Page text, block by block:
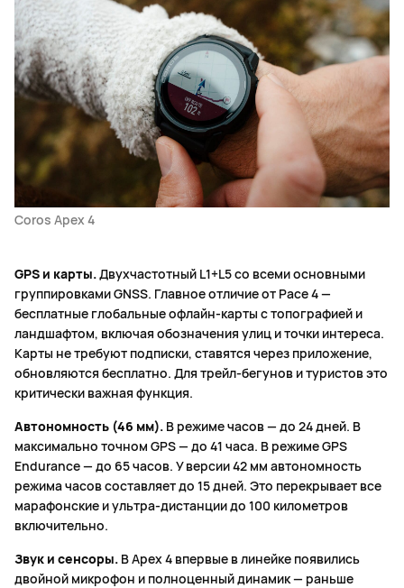
Coros Apex 4
GPS и карты.Двухчастотный L1+L5 со всеми основными
группировками GNSS. Главное отличие от Pace 4 —
бесплатные глобальные офлайн-карты с топографией и
ландшафтом, включая обозначения улиц и точки интереса.
Карты не требуют подписки, ставятся через приложение,
обновляются бесплатно. Для трейл-бегунов и туристов это
критически важная функция.
Автономность (46 мм). В режиме часов — до 24 дней. В
максимально точном GPS — до 41 часа. В режиме GPS
Endurance — до 65 часов. У версии 42 мм автономность
режима часов составляет до 15 дней. Это перекрывает все
марафонские и ультра-дистанции до 100 километров
включительно.
Звук и сенсоры. В Apex 4 впервые в линейке появились
двойной микрофон и полноценный динамик — раньше